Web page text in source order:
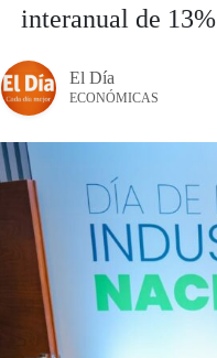
interanual de 13%
El Día
ECONÓMICAS